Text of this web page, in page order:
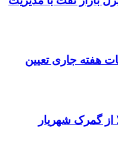
هفته جاری تعیین
گمرک شهریار